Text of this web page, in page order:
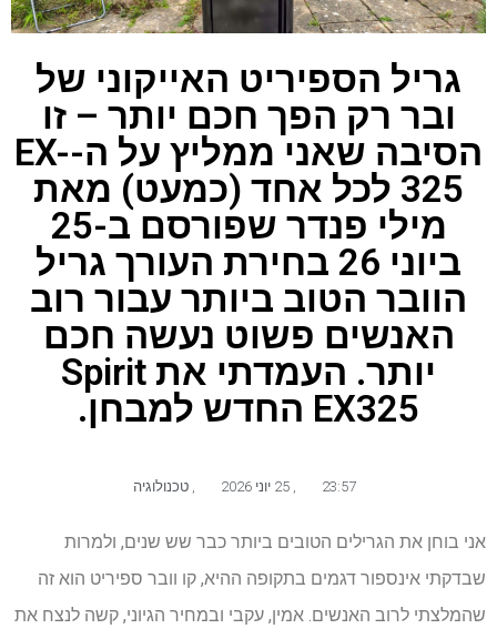
גריל הספיריט האייקוני של
ובר רק הפך חכם יותר – זו
הסיבה שאני ממליץ על ה-EX-
325 לכל אחד (כמעט) מאת
מילי פנדר שפורסם ב-25
ביוני 26 בחירת העורך גריל
הוובר הטוב ביותר עבור רוב
האנשים פשוט נעשה חכם
יותר. העמדתי את Spirit
EX325 החדש למבחן.
23:57 25 יוני 2026 טכנולוגיה
אני בוחן את הגרילים הטובים ביותר כבר שש שנים, ולמרות
שבדקתי אינספור דגמים בתקופה ההיא, קו וובר ספיריט הוא זה
שהמלצתי לרוב האנשים. אמין, עקבי ובמחיר הגיוני, קשה לנצח את